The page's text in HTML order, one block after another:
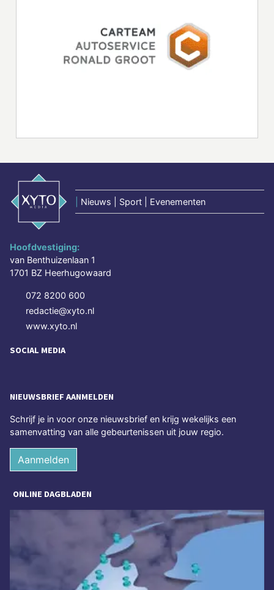
Nieuws | Sport | Evenementen
Hoofdvestiging:
van Benthuizenlaan 1
1701 BZ Heerhugowaard
072 8200 600
redactie@xyto.nl
www.xyto.nl
SOCIAL MEDIA
NIEUWSBRIEF AANMELDEN
Schrijf je in voor onze nieuwsbrief en krijg wekelijks een
samenvatting van alle gebeurtenissen uit jouw regio.
Aanmelden
ONLINE DAGBLADEN